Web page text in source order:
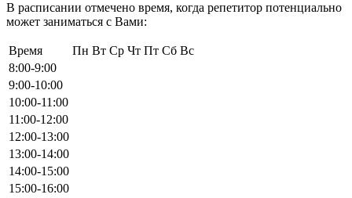
В расписании отмечено время, когда репетитор потенциально
может заниматься с Вами:
Время Пн Вт Ср Чт Пт Сб Вс
8:00-9:00
9:00-10:00
10:00-11:00
11:00-12:00
12:00-13:00
13:00-14:00
14:00-15:00
15:00-16:00